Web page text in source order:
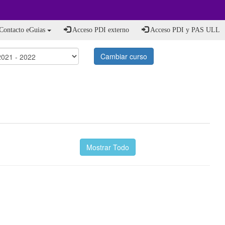
eGuias Acceso PDI externo Acceso PDI y PAS ULL
Cambiar curso
Mostrar Todo